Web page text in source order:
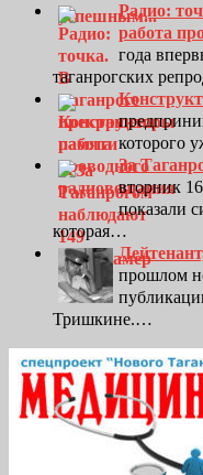
Радио:
работа
года
таганрогских
которого
За
вторник
показали
которая…
прошлом
Тришкине.…